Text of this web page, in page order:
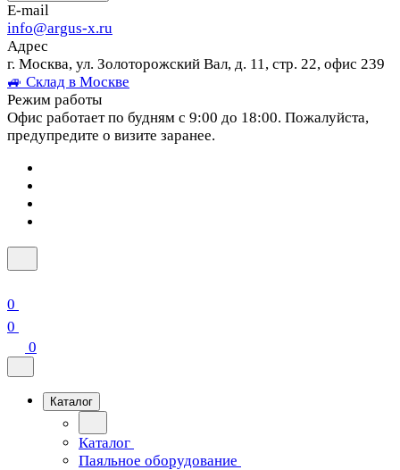
E-mail
info@argus-x.ru
Адрес
г. Москва, ул. Золоторожский Вал, д. 11, стр. 22, офис 239
🚙 Склад в Москве
Режим работы
Офис работает по будням с 9:00 до 18:00. Пожалуйста,
предупредите о визите заранее.
0
0
0
Каталог
Каталог
Паяльное оборудование